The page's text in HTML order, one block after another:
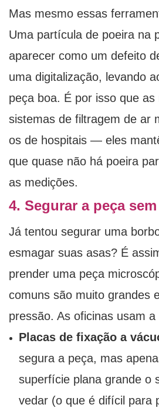
Mas mesmo essas
Uma partícula de poeira na
aparecer como um defeito
uma digitalização, levando
peça boa. É por isso que
sistemas de filtragem de ar
os de hospitais — eles
que quase não há poeira
as medições.
4. Segurar a peça
Já tentou segurar uma
esmagar suas asas? É
prender uma peça
comuns são muito grandes
pressão. As oficinas usam
Placas de fixação a
segura a peça, mas
superfície plana grande o
vedar (o que é difícil para